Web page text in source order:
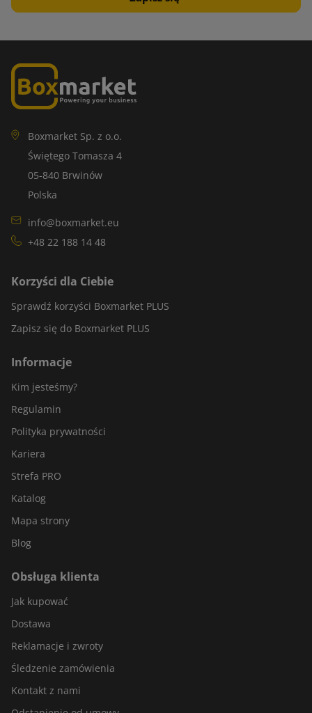
Boxmarket Sp. z o.o.
Świętego Tomasza 4
05-840 Brwinów
Polska
info@boxmarket.eu
+48 22 188 14 48
Korzyści dla Ciebie
Sprawdź korzyści Boxmarket PLUS
Zapisz się do Boxmarket PLUS
Informacje
Kim jesteśmy?
Regulamin
Polityka prywatności
Kariera
Strefa PRO
Katalog
Mapa strony
Blog
Obsługa klienta
Jak kupować
Dostawa
Reklamacje i zwroty
Śledzenie zamówienia
Kontakt z nami